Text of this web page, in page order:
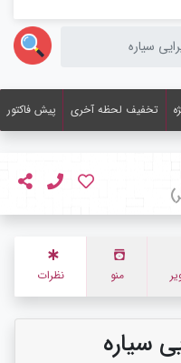
سیاره
تخفیف لحظه آخری پیش فاکتور
منو نظرات
سیاره